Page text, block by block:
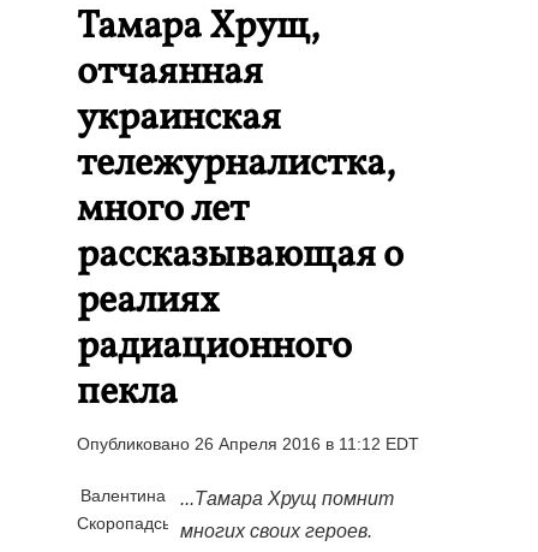
Тамара Хрущ,
отчаянная
украинская
тележурналистка,
много лет
рассказывающая о
реалиях
радиационного
пекла
Опубликовано 26 Апреля 2016 в 11:12 EDT
Валентина
Скоропадська
...Тамара Хрущ помнит
многих своих героев.